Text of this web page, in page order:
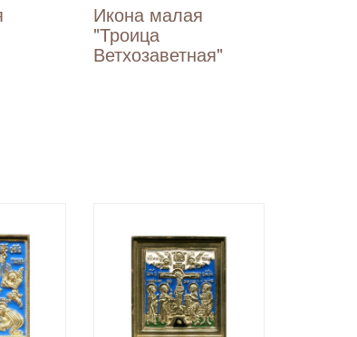
Икона малая
"Троица
Ветхозаветная"